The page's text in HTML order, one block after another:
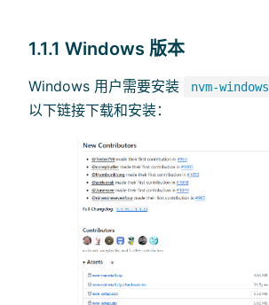
1.1.1 Windows 版本
Windows 用户需要安装 nvm-windows
以下链接下载和安装：